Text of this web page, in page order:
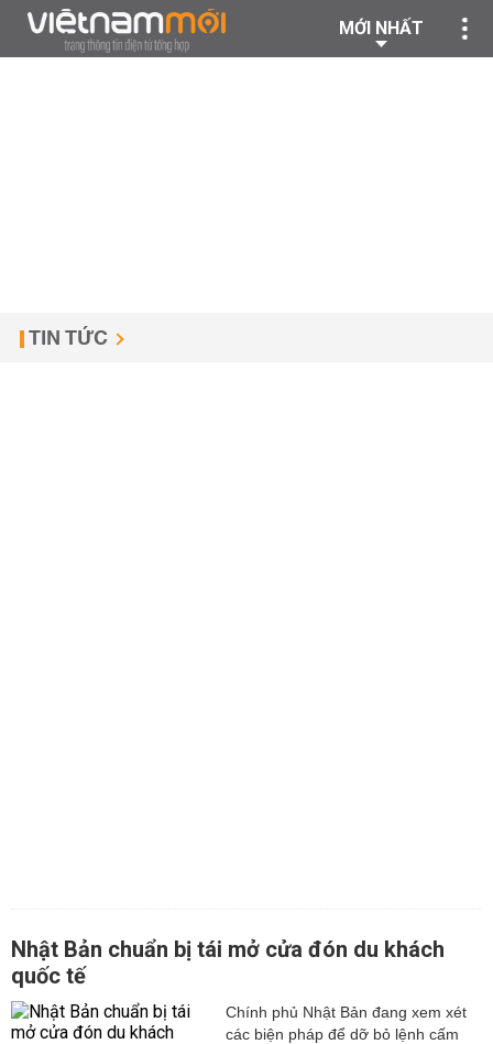
MỚI NHẤT
TIN TỨC
Nhật Bản chuẩn bị tái mở cửa đón du khách
quốc tế
Chính phủ Nhật Bản đang xem xét
các biện pháp để dỡ bỏ lệnh cấm